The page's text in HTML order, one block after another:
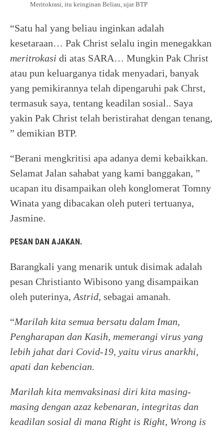
Meritokrasi, itu keinginan Beliau, ujar BTP
“Satu hal yang beliau inginkan adalah
kesetaraan… Pak Christ selalu ingin menegakkan
meritrokasi di atas SARA… Mungkin Pak Christ
atau pun keluarganya tidak menyadari, banyak
yang pemikirannya telah dipengaruhi pak Chrst,
termasuk saya, tentang keadilan sosial.. Saya
yakin Pak Christ telah beristirahat dengan tenang,
” demikian BTP.
“Berani mengkritisi apa adanya demi kebaikkan.
Selamat Jalan sahabat yang kami banggakan, ”
ucapan itu disampaikan oleh konglomerat Tomny
Winata yang dibacakan oleh puteri tertuanya,
Jasmine.
PESAN DAN AJAKAN.
Barangkali yang menarik untuk disimak adalah
pesan Christianto Wibisono yang disampaikan
oleh puterinya, Astrid, sebagai amanah.
“Marilah kita semua bersatu dalam Iman,
Pengharapan dan Kasih, memerangi virus yang
lebih jahat dari Covid-19, yaitu virus anarkhi,
apati dan kebencian.
Marilah kita memvaksinasi diri kita masing-
masing dengan azaz kebenaran, integritas dan
keadilan sosial di mana Right is Right, Wrong is